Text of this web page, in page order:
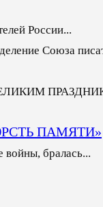
России...
Союза
ПАМЯТИ»
войны, бралась...